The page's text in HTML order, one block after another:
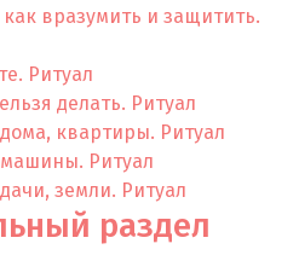
вразумить и защитить.
Ритуал
делать. Ритуал
квартиры. Ритуал
Ритуал
земли. Ритуал
раздел